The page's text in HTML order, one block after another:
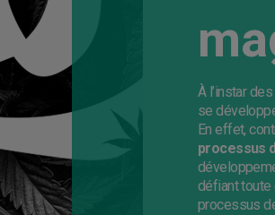
À l’instar
se
En effet,
processus
défiant toute
processus